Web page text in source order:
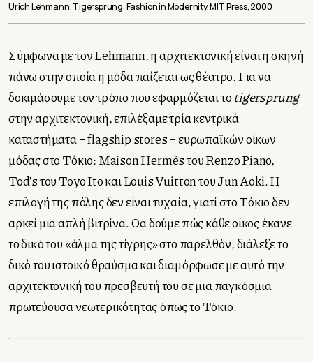
Urich Lehmann, Tigersprung: Fashion in Modernity, MIT Press, 2000
Σύμφωνα με τον Lehmann, η αρχιτεκτονική είναι η σκηνή
πάνω στην οποία η μόδα παίζεται ως θέατρο. Για να
δοκιμάσουμε τον τρόπο που εφαρμόζεται τοtigersprung
στην αρχιτεκτονική, επιλέξαμε τρία κεντρικά
καταστήματα – flagship stores – ευρωπαϊκών οίκων
μόδας στο Τόκιο: Maison Hermès του Renzo Piano,
Tod’s του Toyo Ito και Louis Vuitton του Jun Aoki. Η
επιλογή της πόλης δεν είναι τυχαία, γιατί στο Τόκιο δεν
αρκεί μια απλή βιτρίνα. Θα δούμε πώς κάθε οίκος έκανε
το δικό του «άλμα της τίγρης» στο παρελθόν, διάλεξε το
δικό του ιστοικό θραύσμα και διαμόρφωσε με αυτό την
αρχιτεκτονική του πρεσβευτή του σε μια παγκόσμια
πρωτεύουσα νεωτερικότητας όπως το Τόκιο.